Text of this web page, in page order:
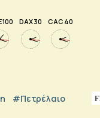
100 DAX 30 CAC 40
#Πετρέλαιο